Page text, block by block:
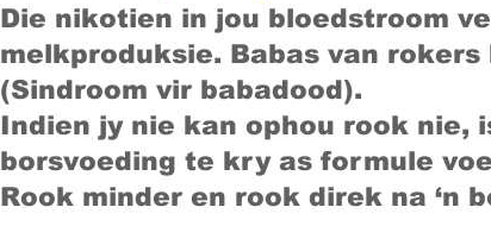
Die nikotien in jou bloedstroom
melkproduksie. Babas van
(Sindroom vir babadood).
Indien jy nie kan ophou rook nie,
borsvoeding te kry as formule
Rook minder en rook direk na ‘n